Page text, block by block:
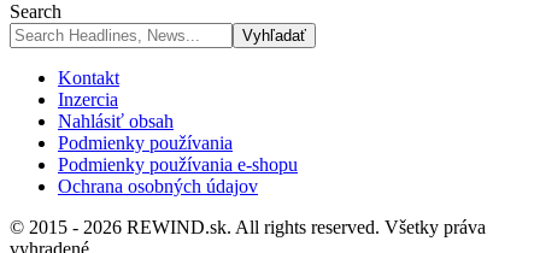
Search
Kontakt
Inzercia
Nahlásiť obsah
Podmienky používania
Podmienky používania e-shopu
Ochrana osobných údajov
© 2015 - 2026 REWIND.sk. All rights reserved. Všetky práva
vyhradené.